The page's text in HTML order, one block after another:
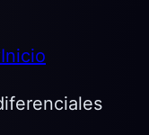
Inicio